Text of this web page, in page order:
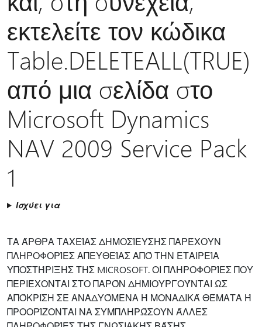
εκτελείτε τον κώδικα
Table.DELETEALL(TRUE)
από μια σελίδα στο
Microsoft Dynamics
NAV 2009 Service Pack
1
Ισχύει για
ΤΑ ΆΡΘΡΑ ΤΑΧΕΊΑΣ ΔΗΜΟΣΊΕΥΣΗΣ ΠΑΡΈΧΟΥΝ
ΠΛΗΡΟΦΟΡΊΕΣ ΑΠΕΥΘΕΊΑΣ ΑΠΌ ΤΗΝ ΕΤΑΙΡΕΊΑ
ΥΠΟΣΤΉΡΙΞΗΣ ΤΗΣ MICROSOFT. ΟΙ ΠΛΗΡΟΦΟΡΊΕΣ ΠΟΥ
ΠΕΡΙΈΧΟΝΤΑΙ ΣΤΟ ΠΑΡΌΝ ΔΗΜΙΟΥΡΓΟΎΝΤΑΙ ΩΣ
ΑΠΌΚΡΙΣΗ ΣΕ ΑΝΑΔΥΌΜΕΝΑ Ή ΜΟΝΑΔΙΚΆ ΘΈΜΑΤΑ Ή
ΠΡΟΟΡΊΖΟΝΤΑΙ ΝΑ ΣΥΜΠΛΗΡΏΣΟΥΝ ΆΛΛΕΣ